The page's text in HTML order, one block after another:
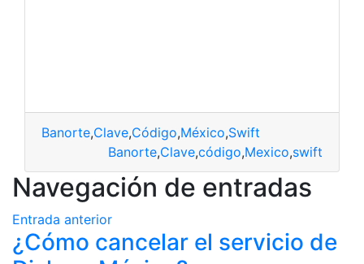
Banorte,Clave,Código,México,Swift
Banorte,Clave,código,Mexico,swift
Navegación de entradas
Entrada anterior
¿Cómo cancelar el servicio de